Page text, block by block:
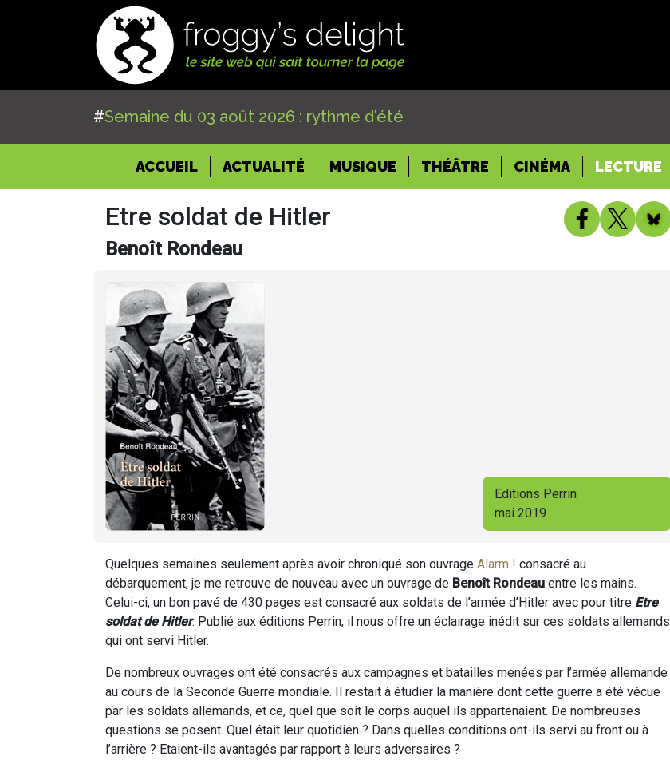
#Semaine du 03 août 2026 : rythme d'été
ACCUEIL(CURRENT)
ACTUALITÉ MUSIQUE THÉÂTRE CINÉMA LECTURE
Etre soldat de Hitler
Benoît Rondeau
Editions Perrin
mai 2019
Quelques semaines seulement après avoir chroniqué son ouvrage Alarm ! consacré au
débarquement, je me retrouve de nouveau avec un ouvrage de Benoît Rondeau entre les mains.
Celui-ci, un bon pavé de 430 pages est consacré aux soldats de l’armée d’Hitler avec pour titre Etre
soldat de Hitler. Publié aux éditions Perrin, il nous offre un éclairage inédit sur ces soldats allemands
qui ont servi Hitler.
De nombreux ouvrages ont été consacrés aux campagnes et batailles menées par l’armée allemande
au cours de la Seconde Guerre mondiale. Il restait à étudier la manière dont cette guerre a été vécue
par les soldats allemands, et ce, quel que soit le corps auquel ils appartenaient. De nombreuses
questions se posent. Quel était leur quotidien ? Dans quelles conditions ont-ils servi au front ou à
l’arrière ? Etaient-ils avantagés par rapport à leurs adversaires ?